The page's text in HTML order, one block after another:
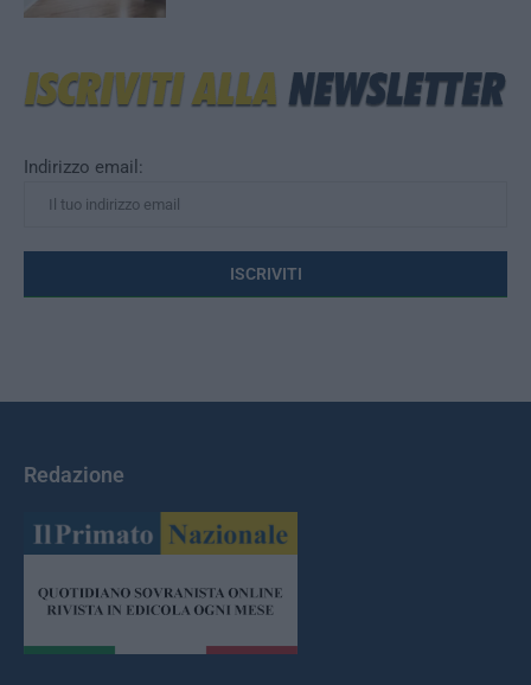
Indirizzo email:
Redazione